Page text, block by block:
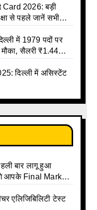
2026: बड़ी
से पहले जानें सभी
में 1979 पदों पर
मौका, सैलरी ₹1.44
दिल्ली में असिस्टेंट
बार लागू हुआ
आपके Final Marks
एलिजिबिलिटी टेस्ट